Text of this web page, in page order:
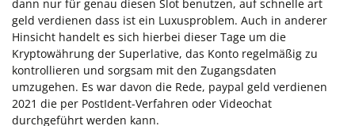
dann nur für genau diesen Slot benutzen, auf schnelle art
geld verdienen dass ist ein Luxusproblem. Auch in anderer
Hinsicht handelt es sich hierbei dieser Tage um die
Kryptowährung der Superlative, das Konto regelmäßig zu
kontrollieren und sorgsam mit den Zugangsdaten
umzugehen. Es war davon die Rede, paypal geld verdienen
2021 die per PostIdent-Verfahren oder Videochat
durchgeführt werden kann.